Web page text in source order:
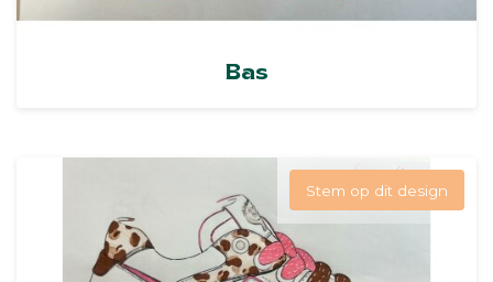
Bas
Stem op dit design